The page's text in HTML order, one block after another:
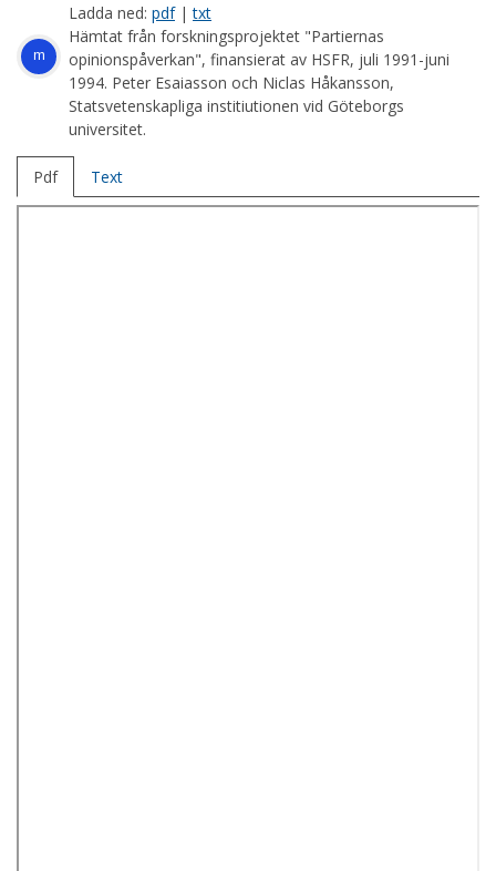
m
Ladda ned: pdf|txt
Hämtat från forskningsprojektet "Partiernas
opinionspåverkan", finansierat av HSFR, juli 1991-juni
1994. Peter Esaiasson och Niclas Håkansson,
Statsvetenskapliga institiutionen vid Göteborgs
universitet.
Pdf Text